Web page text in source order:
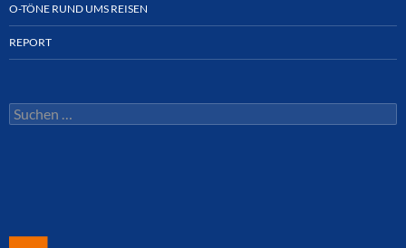
O-TÖNE RUND UMS REISEN
REPORT
Suchen
nach: